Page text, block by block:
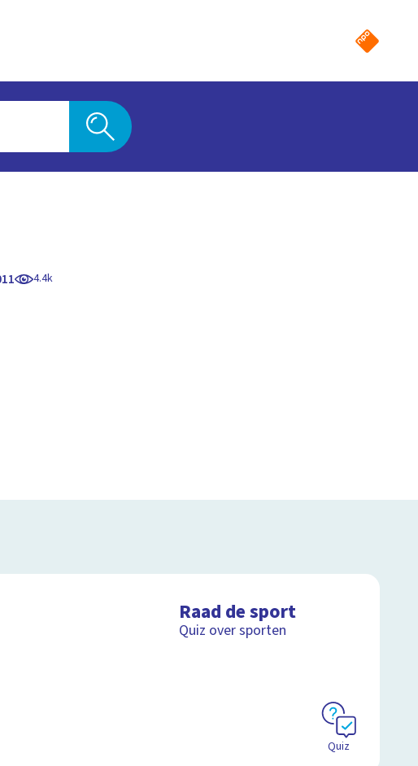
4.4k
Raad de sport
Quiz over sporten
Quiz